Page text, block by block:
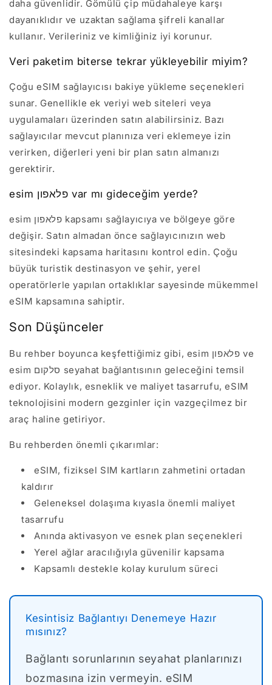
daha güvenlidir. Gömülü çip müdahaleye karşı
dayanıklıdır ve uzaktan sağlama şifreli kanallar
kullanır. Verileriniz ve kimliğiniz iyi korunur.
Veri paketim biterse tekrar yükleyebilir miyim?
Çoğu eSIM sağlayıcısı bakiye yükleme seçenekleri
sunar. Genellikle ek veriyi web siteleri veya
uygulamaları üzerinden satın alabilirsiniz. Bazı
sağlayıcılar mevcut planınıza veri eklemeye izin
verirken, diğerleri yeni bir plan satın almanızı
gerektirir.
esim פלאפון var mı gideceğim yerde?
esim פלאפון kapsamı sağlayıcıya ve bölgeye göre
değişir. Satın almadan önce sağlayıcınızın web
sitesindeki kapsama haritasını kontrol edin. Çoğu
büyük turistik destinasyon ve şehir, yerel
operatörlerle yapılan ortaklıklar sayesinde mükemmel
eSIM kapsamına sahiptir.
Son Düşünceler
Bu rehber boyunca keşfettiğimiz gibi, esim פלאפון ve
esim סלקום seyahat bağlantısının geleceğini temsil
ediyor. Kolaylık, esneklik ve maliyet tasarrufu, eSIM
teknolojisini modern gezginler için vazgeçilmez bir
araç haline getiriyor.
Bu rehberden önemli çıkarımlar:
eSIM, fiziksel SIM kartların zahmetini ortadan
kaldırır
Geleneksel dolaşıma kıyasla önemli maliyet
tasarrufu
Anında aktivasyon ve esnek plan seçenekleri
Yerel ağlar aracılığıyla güvenilir kapsama
Kapsamlı destekle kolay kurulum süreci
Kesintisiz Bağlantıyı Denemeye Hazır
mısınız?
Bağlantı sorunlarının seyahat planlarınızı
bozmasına izin vermeyin. eSIM